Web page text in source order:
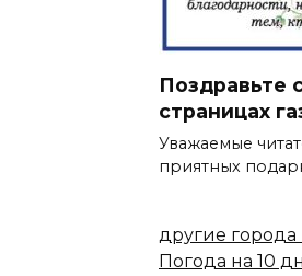
Поздравьте
страницах
Уважаемые
приятных
другие
Погода на